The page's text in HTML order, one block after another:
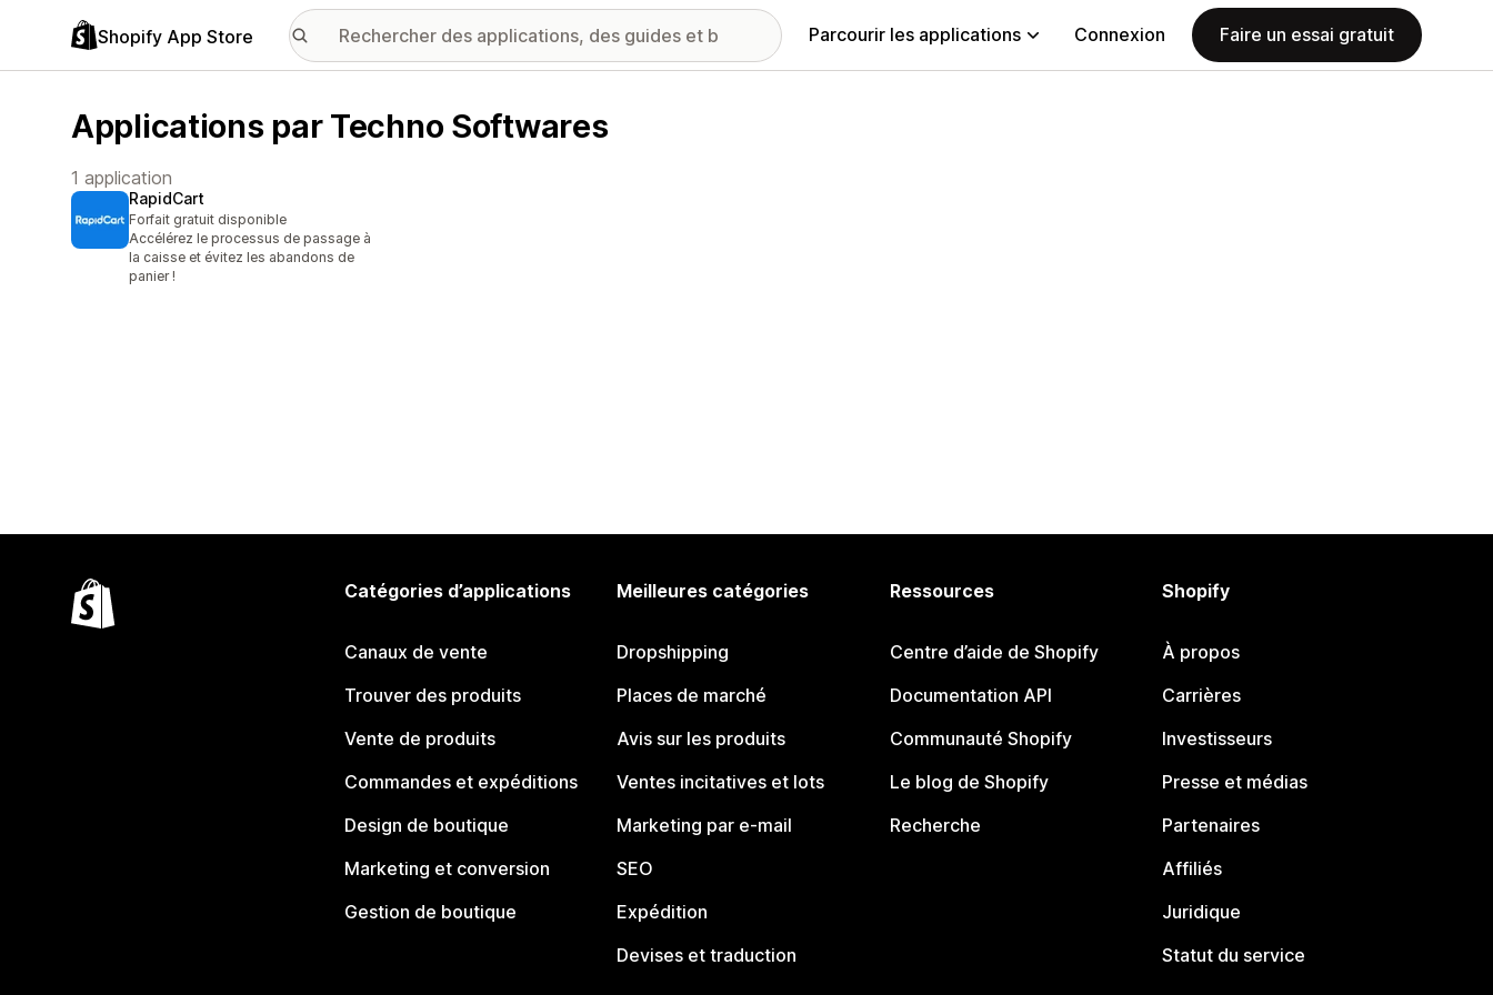
Shopify App Store Parcourir les applications Connexion Faire un essai gratuit
Applications par Techno Softwares
1 application
RapidCart
Forfait gratuit disponible
Accélérez le processus de passage à
la caisse et évitez les abandons de
panier !
Catégories d’applications
Canaux de vente
Trouver des produits
Vente de produits
Commandes et expéditions
Design de boutique
Marketing et conversion
Gestion de boutique
Meilleures catégories
Dropshipping
Places de marché
Avis sur les produits
Ventes incitatives et lots
Marketing par e-mail
SEO
Expédition
Devises et traduction
Ressources
Centre d’aide de Shopify
Documentation API
Communauté Shopify
Le blog de Shopify
Recherche
Shopify
À propos
Carrières
Investisseurs
Presse et médias
Partenaires
Affiliés
Juridique
Statut du service